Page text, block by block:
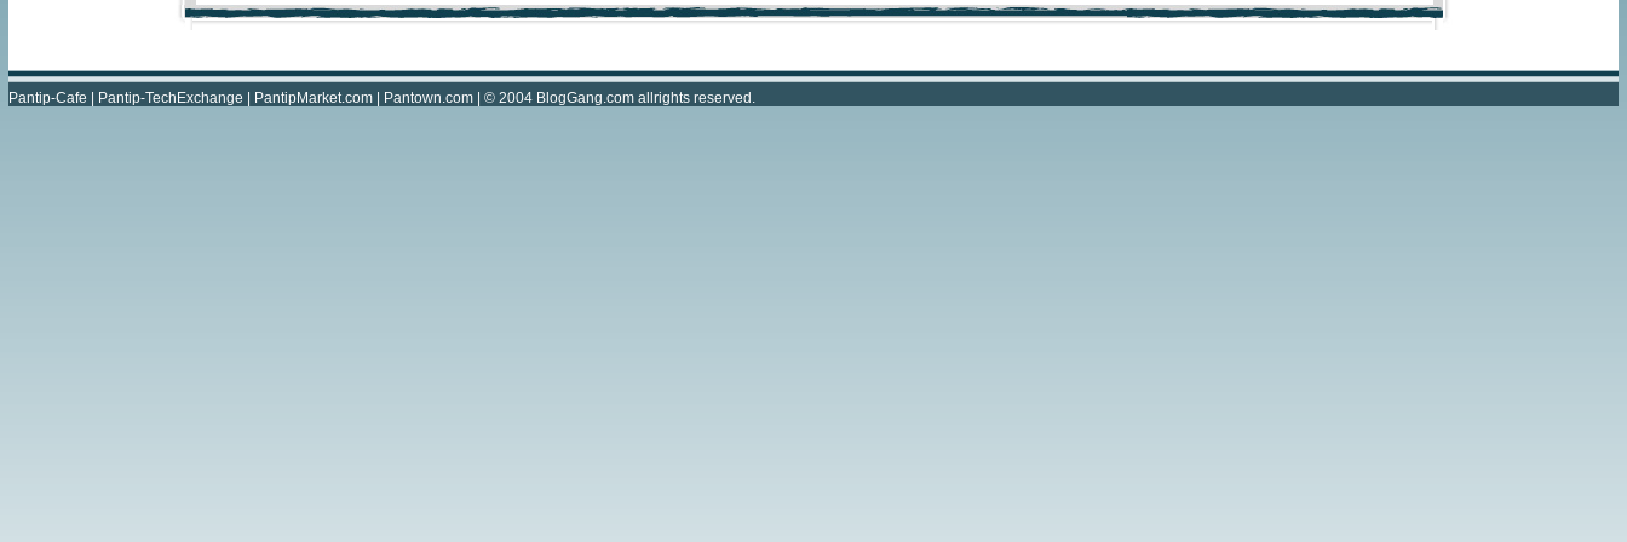
Pantip-Cafe Pantip-TechExchange PantipMarket.com Pantown.com | © 2004 BlogGang.com allrights reserved.